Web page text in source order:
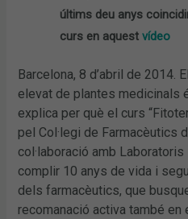
últims deu anys
curs en aquestvídeo
Barcelona, 8 d’abril de 2014.
elevat de plantes medicinals
explica per què el curs
pel Col·legi de Farmacèutics
col·laboració amb
complir 10 anys de vida i
dels farmacèutics, que
recomanació activa també en